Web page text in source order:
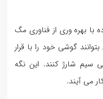
با بهره وری از فناوری مگ
گوشی خود را با قرار
سیم شارژ کنند. این نگه
می آیند.